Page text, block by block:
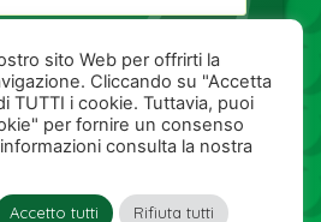
bypixelcreative.it
sito Web per offrirti la
Cliccando su "Accetta
TUTTI i cookie. Tuttavia, puoi
per fornire un consenso
consulta la nostra
Accetto tutti Rifiuta tutti